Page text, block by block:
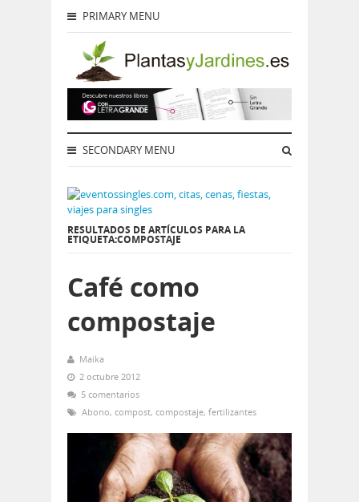
PRIMARY MENU
SECONDARY MENU
RESULTADOS DE ARTÍCULOS PARA LA
ETIQUETA:COMPOSTAJE
Café como
compostaje
Maika
2 octubre 2012
5 comentarios
Abono, compost, compostaje, fertilizantes